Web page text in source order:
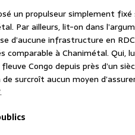
un propulseur simplement
Par ailleurs, lit-on dans
d’aucune infrastructure en
comparable à Chanimétal. Qui,
Congo depuis près d’un
de surcroît aucun moyen